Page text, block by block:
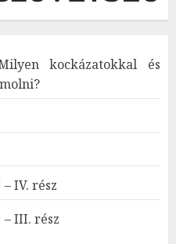
kockázatokkal és
IV. rész
– III. rész